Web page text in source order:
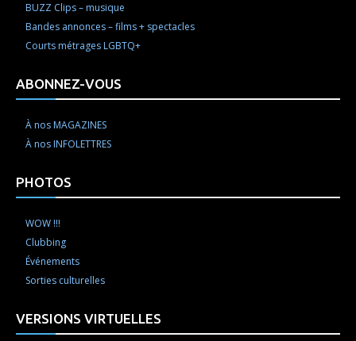
BUZZ Clips – musique
Bandes annonces – films + spectacles
Courts métrages LGBTQ+
ABONNEZ-VOUS
À nos MAGAZINES
À nos INFOLETTRES
PHOTOS
WOW !!!
Clubbing
Événements
Sorties culturelles
VERSIONS VIRTUELLES